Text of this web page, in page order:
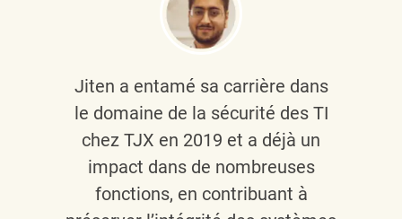
Jiten a entamé sa carrière dans
le domaine de la sécurité des TI
chez TJX en 2019 et a déjà un
impact dans de nombreuses
fonctions, en contribuant à